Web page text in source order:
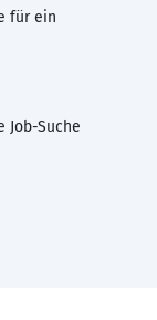
für ein
Job-Suche